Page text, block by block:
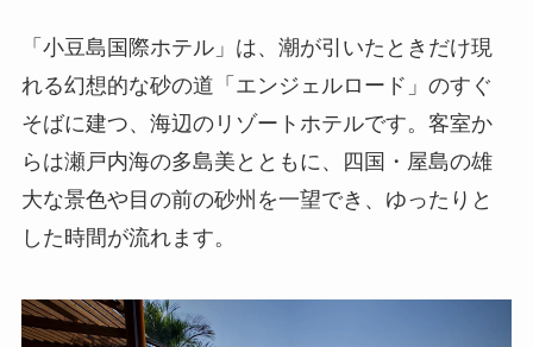
「小豆島国際ホテル」は、潮が引いたときだけ現
れる幻想的な砂の道「エンジェルロード」のすぐ
そばに建つ、海辺のリゾートホテルです。客室か
らは瀬戸内海の多島美とともに、四国・屋島の雄
大な景色や目の前の砂州を一望でき、ゆったりと
した時間が流れます。